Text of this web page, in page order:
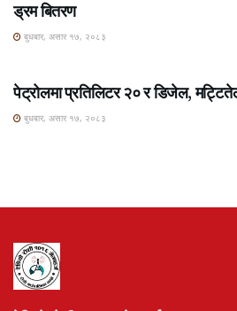
ड्रम बितरण
बुधबार, असार १७, २०८३
पेट्रोलमा प्रतिलिटर २० र डिजेल,
बुधबार, असार १७, २०८३